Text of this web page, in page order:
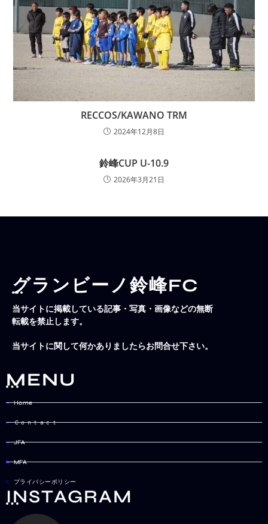
RECCOS/KAWANO TRM
2024年12月8日
鈴峰CUP U-10.9
2026年3月21日
グランビーノ鈴峰FC
当サイトに掲載している記事・写真・画像などの無断
転載を禁止します。
当サイトに関して何かありましたらお問合せ下さい。
MENU
Home
Ｃｏｎｔａｃｔ
JFA
MFA
プライバシーポリシー
INSTAGRAM